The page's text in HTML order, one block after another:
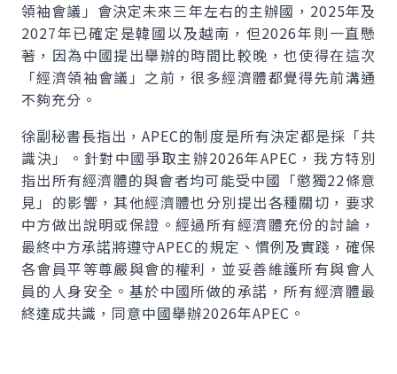
領袖會議」會決定未來三年左右的主辦國，2025年及
2027年已確定是韓國以及越南，但2026年則一直懸
著，因為中國提出舉辦的時間比較晚，也使得在這次
「經濟領袖會議」之前，很多經濟體都覺得先前溝通
不夠充分。
徐副秘書長指出，APEC的制度是所有決定都是採「共
識決」。針對中國爭取主辦2026年APEC，我方特別
指出所有經濟體的與會者均可能受中國「懲獨22條意
見」的影響，其他經濟體也分別提出各種關切，要求
中方做出說明或保證。經過所有經濟體充份的討論，
最終中方承諾將遵守APEC的規定、慣例及實踐，確保
各會員平等尊嚴與會的權利，並妥善維護所有與會人
員的人身安全。基於中國所做的承諾，所有經濟體最
終達成共識，同意中國舉辦2026年APEC。